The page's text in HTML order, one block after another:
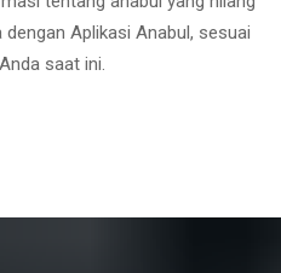
Aplikasi Anabul, sesuai
saat ini.